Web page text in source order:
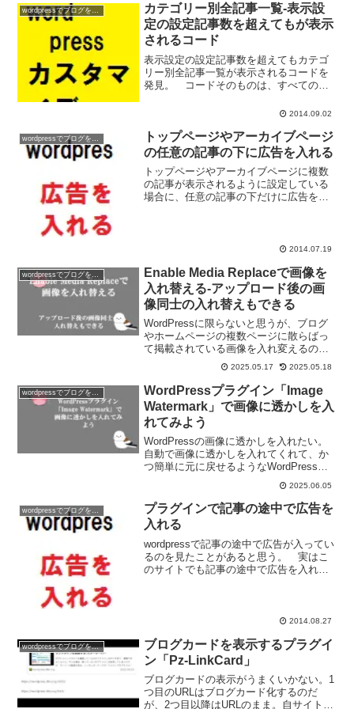
wordpressでブログを作ろう
カテゴリー別全記事一覧-表示設
定の設定記事数を超えてもが表示
されるコード
表示設定の設定記事数を超えてもカテゴ
リー別全記事一覧が表示されるコードを
発見。 コードそのものは、すべてのカ
2014.09.02
wordpressでブログを作ろう
トップページやアーカイブページ
の任意の記事の下に広告を入れる
トップページやアーカイブページに複数
の記事が表示されるように設定している
場合に、任意の記事の下だけに広告を表
2014.07.19
Enable Media Replaceで画像を
入れ替える-アップロード後の画
像同士の入れ替えもできる
WordPressに限らないと思うが、ブログ
やホームページの複数ページに散らばっ
て掲載されている画像を入れ変えるのは
大変な作業。WordPressプラグイン
「Enable Media Replace」を使うと一気
に画像の入れ替えができる。
2025.05.17 2025.05.18
WordPressプラグイン「Image
Watermark」で画像に透かしを入
れてみよう
WordPressの画像に透かしを入れたい。
自動で画像に透かしを入れてくれて、か
つ簡単に元に戻せるようなWordPressプ
ラグイン無いかな？そんな望みをかなえ
Watermark」を使ってみよう。
2025.06.05
wordpressでブログを作ろう
プラグインで記事の途中で広告を
入れる
wordpressで記事の途中で広告が入ってい
るのを見たことがあると思う。 実はこ
のサイトでも記事の途中で広告を入れて
2014.08.27
wordpressでブログを作ろう
ブログカードを表示するプラグイ
ン「Pz-LinkCard」
ブログカードの表示がうまくいかない。1
つ目のURLはブログカード化するのだ
が、2つ目以降はURLのまま。自サイトの